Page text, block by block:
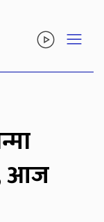
आज